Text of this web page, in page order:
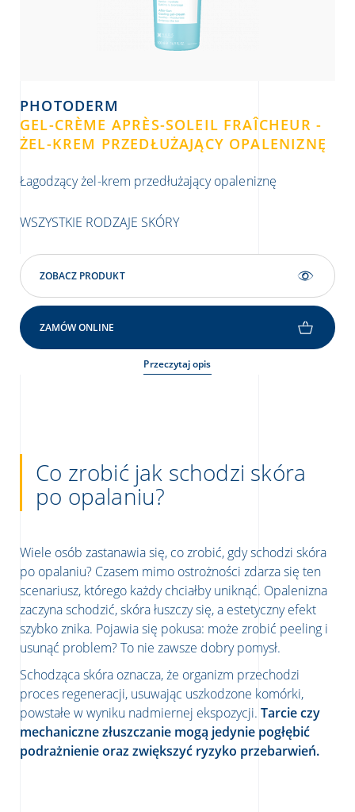
PHOTODERM
GEL-CRÈME APRÈS-SOLEIL FRAÎCHEUR -
ŻEL-KREM PRZEDŁUŻAJĄCY OPALENIZNĘ
Łagodzący żel-krem przedłużający opaleniznę
WSZYSTKIE RODZAJE SKÓRY
ZOBACZ PRODUKT
ZAMÓW ONLINE
Przeczytaj opis
Co zrobić jak schodzi skóra
po opalaniu?
Wiele osób zastanawia się, co zrobić, gdy schodzi skóra
po opalaniu? Czasem mimo ostrożności zdarza się ten
scenariusz, którego każdy chciałby uniknąć. Opalenizna
zaczyna schodzić, skóra łuszczy się, a estetyczny efekt
szybko znika. Pojawia się pokusa: może zrobić peeling i
usunąć problem? To nie zawsze dobry pomysł.
Schodząca skóra oznacza, że organizm przechodzi
proces regeneracji, usuwając uszkodzone komórki,
powstałe w wyniku nadmiernej ekspozycji. Tarcie czy
mechaniczne złuszczanie mogą jedynie pogłębić
podrażnienie oraz zwiększyć ryzyko przebarwień.